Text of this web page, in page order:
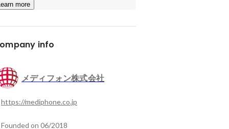
more
info
メディフォン株式会社
https://mediphone.co.jp
Founded on 06/2018